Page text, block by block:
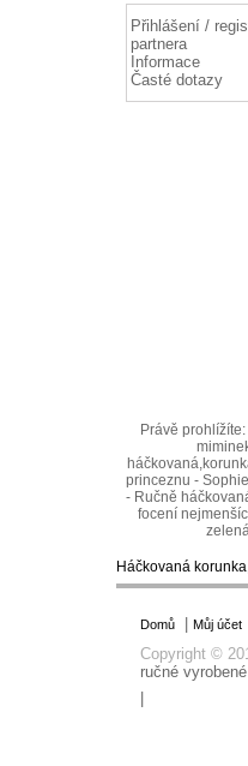
Přihlášení /
partnera
Informace
Časté dotazy
Právě
princeznu -
- Ručně
zelená
Domů|Můj účet
ručné